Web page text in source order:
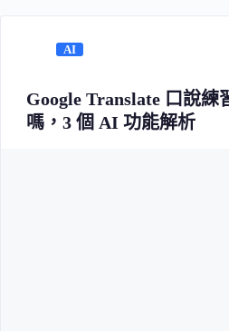
AI
Google Translate 口說練
嗎，3 個 AI 功能解析